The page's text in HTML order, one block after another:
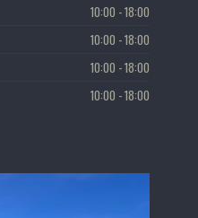
10:00 - 18:00
10:00 - 18:00
10:00 - 18:00
10:00 - 18:00